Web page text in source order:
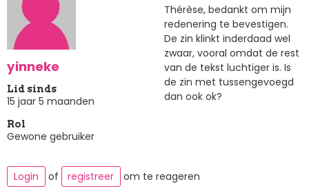
yinneke
Lid sinds
15 jaar 5 maanden
Rol
Gewone gebruiker
Thérèse, bedankt om mijn
redenering te bevestigen.
De zin klinkt inderdaad wel
zwaar, vooral omdat de rest
van de tekst luchtiger is. Is
de zin met tussengevoegd
dan ook ok?
Login of registreer om te reageren